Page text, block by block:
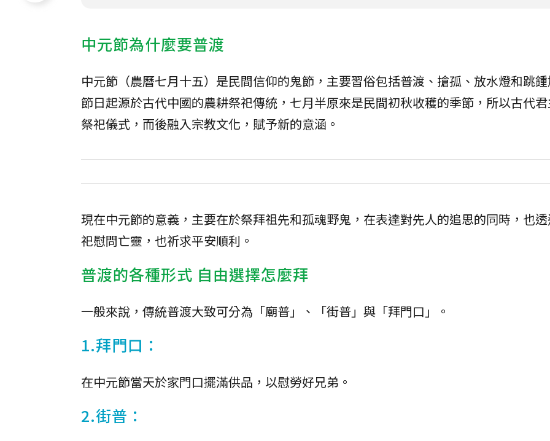
中元節為什麼要普渡
中元節（農曆七月十五）是民間信仰的鬼節，主要習俗包括普渡、搶孤、放水燈和跳
節日起源於古代中國的農耕祭祀傳統，七月半原來是民間初秋收穫的季節，所以古代
祭祀儀式，而後融入宗教文化，賦予新的意涵。
現在中元節的意義，主要在於祭拜祖先和孤魂野鬼，在表達對先人的追思的同時，也
祀慰問亡靈，也祈求平安順利。
普渡的各種形式 自由選擇怎麼拜
一般來說，傳統普渡大致可分為「廟普」、「街普」與「拜門口」。
1.拜門口：
在中元節當天於家門口擺滿供品，以慰勞好兄弟。
2.街普：